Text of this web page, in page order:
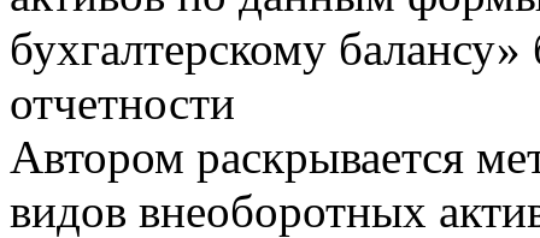
бухгалтерскому
отчетности
Автором раскрывается
видов внеоборотных